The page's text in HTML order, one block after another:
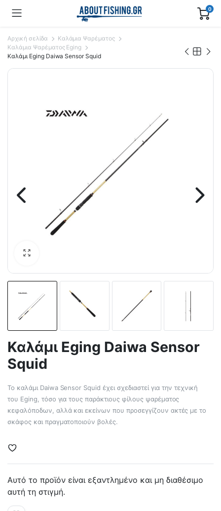
0
Αρχική σελίδα
Καλάμια Ψαρέματος
Καλάμια Ψαρέματος Eging
Καλάμι Eging Daiwa Sensor Squid
Καλάμι Eging Daiwa Sensor
Squid
Το καλάμι Daiwa Sensor Squid έχει σχεδιαστεί για την τεχνική
του Eging, τόσο για τους παράκτιους φίλους ψαρέματος
κεφαλόποδων, αλλά και εκείνων που προσεγγίζουν ακτές με το
σκάφος και πραγματοποιούν βολές.
Αυτό το προϊόν είναι εξαντλημένο και μη διαθέσιμο
αυτή τη στιγμή.